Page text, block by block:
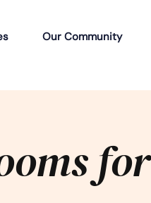
Our Community